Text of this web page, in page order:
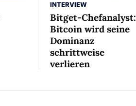
INTERVIEW
Bitget-Chefanalyst:
Bitcoin wird seine
Dominanz
schrittweise
verlieren